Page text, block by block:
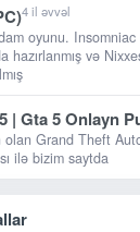
4 il əvvəl
oyunu.
hazırlanmış və
| Gta 5 Onlayn
Grand Theft
ilə bizim saytda